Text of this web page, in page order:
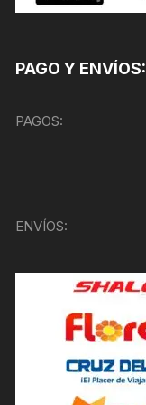
PAGO Y ENVÍOS:
PAGOS:
ENVÍOS: